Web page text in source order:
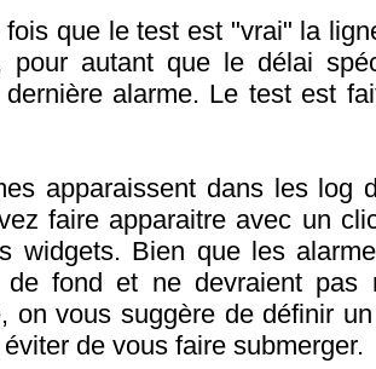
fois que le test est "vrai" la
pour autant que le délai
alarme. Le test est
apparaissent dans les log
faire apparaitre avec un
widgets. Bien que les
fond et ne devraient pas
on vous suggère de définir
de vous faire submerger.